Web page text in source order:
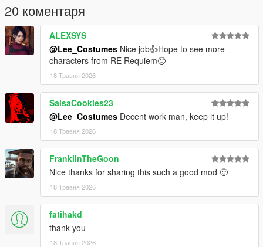
20 коментаря
ALEXSYS
@Lee_Costumes Nice job👍Hope to see more
characters from RE Requiem🙂
18 Травня 2026
SalsaCookies23
@Lee_Costumes Decent work man, keep it up!
18 Травня 2026
FranklinTheGoon
Nice thanks for sharing this such a good mod 🙂
18 Травня 2026
fatihakd
thank you
18 Травня 2026